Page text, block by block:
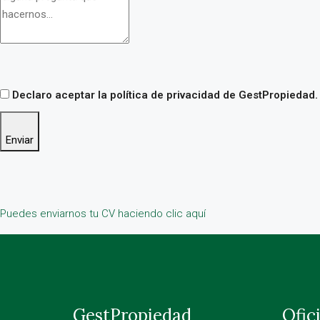
Declaro aceptar la política de privacidad de GestPropiedad.
Enviar
Puedes enviarnos tu CV haciendo clic aquí
GestPropiedad